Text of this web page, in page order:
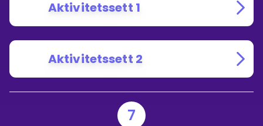
Aktivitetssett 1
Aktivitetssett 2
7